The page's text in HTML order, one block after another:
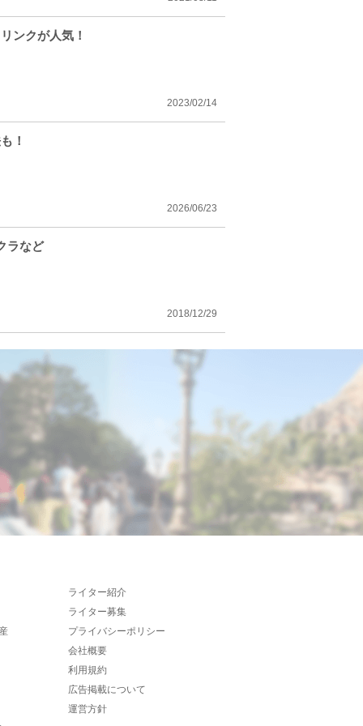
ンクが人気！
2023/02/14
！
2026/06/23
ラなど
2018/12/29
ライター紹介
ライター募集
プライバシーポリシー
会社概要
利用規約
広告掲載について
運営方針